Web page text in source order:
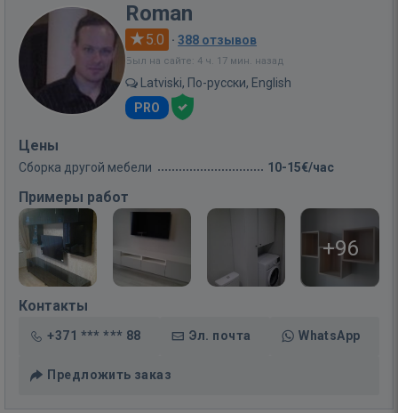
Roman
5.0 · 388 отзывов
Был на сайте: 4 ч. 17 мин. назад
Latviski, По-русски, English
PRO
Цены
Сборка другой мебели 10-15€/час
Примеры работ
+96
Контакты
+371 *** *** 88 Эл. почта WhatsApp
Предложить заказ